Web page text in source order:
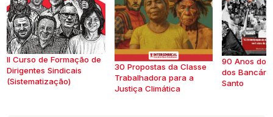
II Curso de Formação de
Dirigentes Sindicais
(Sistematização)
30 Propostas da Classe
Trabalhadora para a
Justiça Climática
90 Anos do
dos
Santo